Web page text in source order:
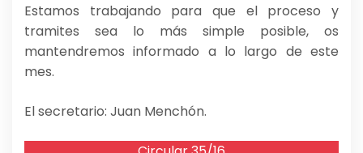
Estamos trabajando para que el proceso y
tramites sea lo más simple posible, os
mantendremos informado a lo largo de este
mes.
El secretario: Juan Menchón.